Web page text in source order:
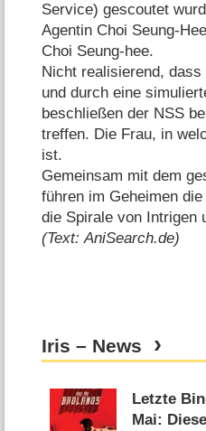
Service) gescoutet
Agentin Choi Seung-
Choi Seung-hee.
Nicht realisierend,
und durch eine
beschließen der NSS
treffen. Die Frau, in
ist.
Gemeinsam mit dem
führen im Geheimen
die Spirale von Intrigen
(Text: AniSearch.de)
Iris – News
Letzte
Mai: